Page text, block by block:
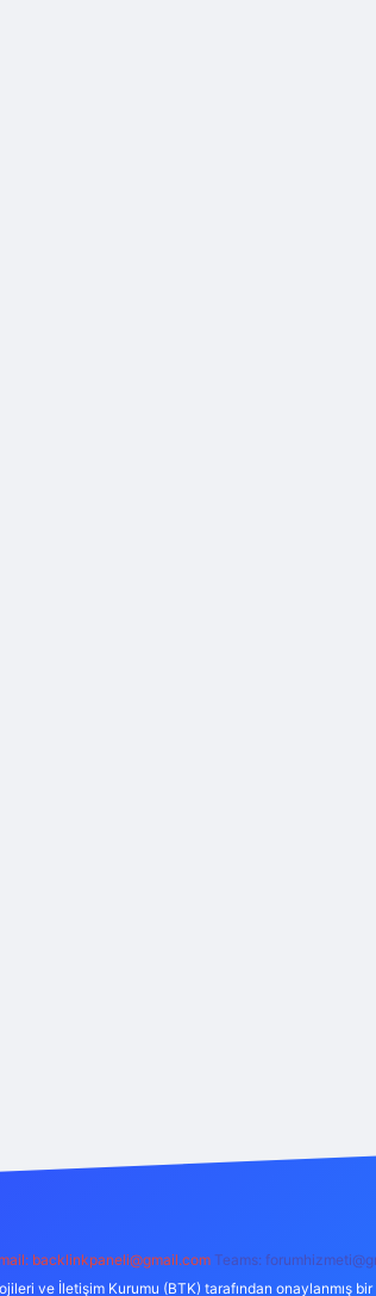
backlinkpaneli@gmail.com Teams:
ve İletişim Kurumu (BTK) tarafından